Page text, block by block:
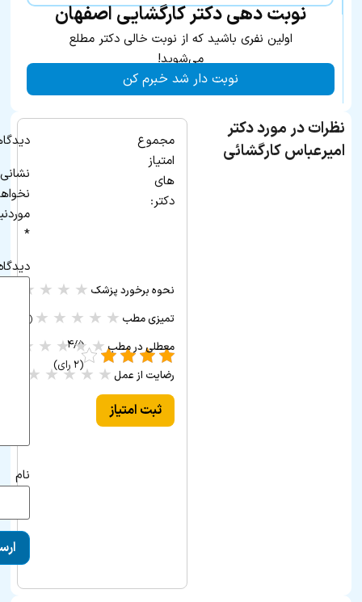
نوبت دهی دکتر کارگشایی اصفهان
اولین نفری باشید که از نوبت خالی دکتر مطلع
می‌شوید!
نوبت دار شد خبرم کن
نظرات در مورد دکتر
امیرعباس کارگشائی
مجموع
امتیاز
های
دکتر:
۴/۵ -
(۲ رای)
نحوه برخورد پزشک ★
★
★
★
تمیزی مطب ★
★
★
★
★ (۰ رأی)
معطلی در مطب★
★
★
★
★
رضایت از عمل ★
★
★
★
★
ثبت امتیاز
*
نام